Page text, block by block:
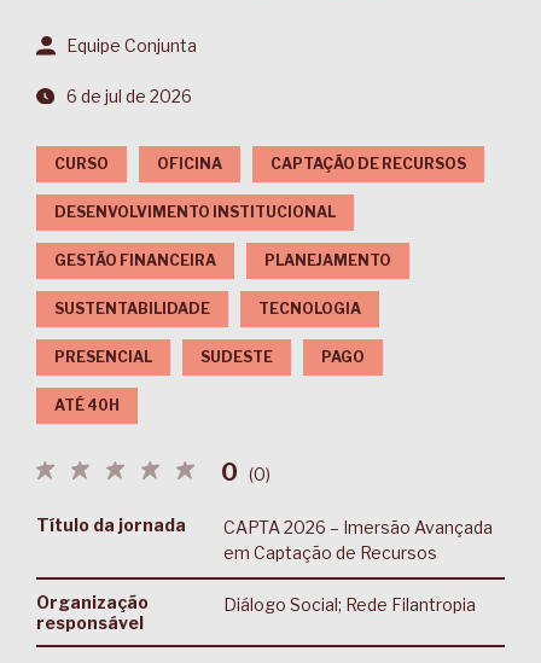
Equipe Conjunta
6 de jul de 2026
CURSO OFICINA CAPTAÇÃO DE RECURSOS
DESENVOLVIMENTO INSTITUCIONAL
GESTÃO FINANCEIRA PLANEJAMENTO
SUSTENTABILIDADE TECNOLOGIA
PRESENCIAL SUDESTE PAGO
ATÉ 40H
0 (0)
Título da jornada
CAPTA 2026 – Imersão Avançada
em Captação de Recursos
Organização
responsável
Diálogo Social; Rede Filantropia